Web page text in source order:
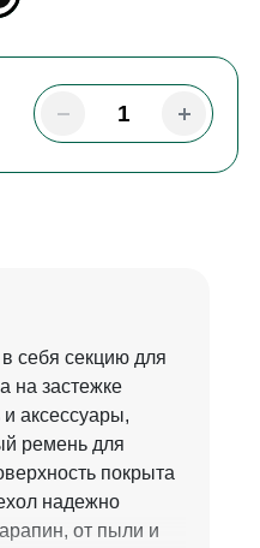
себя секцию для
на застежке
аксессуары,
ремень для
покрыта
надежно
от пыли и